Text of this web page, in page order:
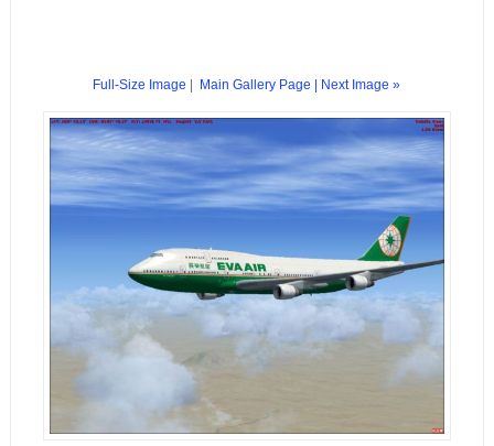
Full-Size Image Main Gallery Page | Next Image »